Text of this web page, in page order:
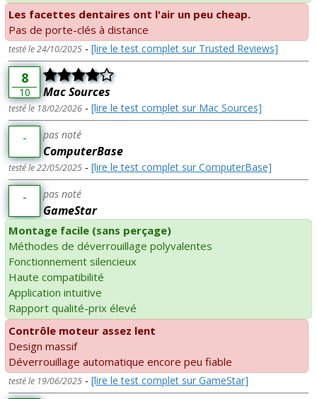
Les facettes dentaires ont l'air un peu cheap.
Pas de porte-clés à distance
testé le 24/10/2025 - [lire le test complet sur Trusted Reviews]
8
10 Mac Sources
testé le 18/02/2026 - [lire le test complet sur Mac Sources]
- pas noté
ComputerBase
testé le 22/05/2025 - [lire le test complet sur ComputerBase]
- pas noté
GameStar
Montage facile (sans perçage)
Méthodes de déverrouillage polyvalentes
Fonctionnement silencieux
Haute compatibilité
Application intuitive
Rapport qualité-prix élevé
Contrôle moteur assez lent
Design massif
Déverrouillage automatique encore peu fiable
testé le 19/06/2025 - [lire le test complet sur GameStar]